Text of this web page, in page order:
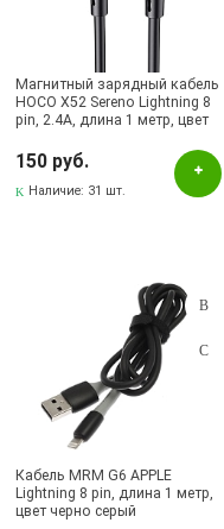
Магнитный зарядный кабель
HOCO X52 Sereno Lightning 8
pin, 2.4A, длина 1 метр, цвет
150 руб.
Наличие: 31 шт.
Кабель MRM G6 APPLE
Lightning 8 pin, длина 1 метр,
цвет черно серый